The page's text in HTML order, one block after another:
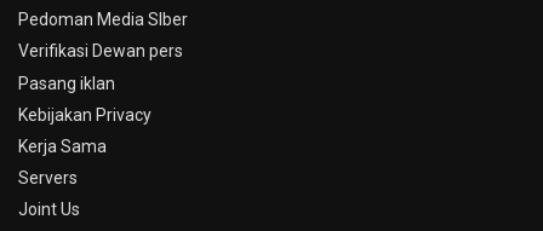
Pedoman Media SIber
Verifikasi Dewan pers
Pasang iklan
Kebijakan Privacy
Kerja Sama
Servers
Joint Us